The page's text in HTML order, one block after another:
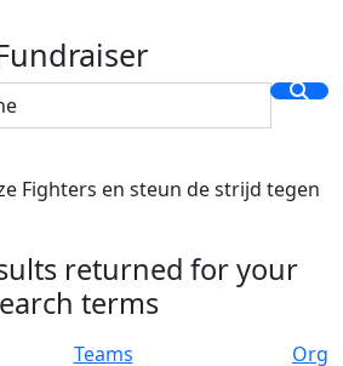
Fighters en steun de strijd tegen
returned for your
terms
Teams
Org